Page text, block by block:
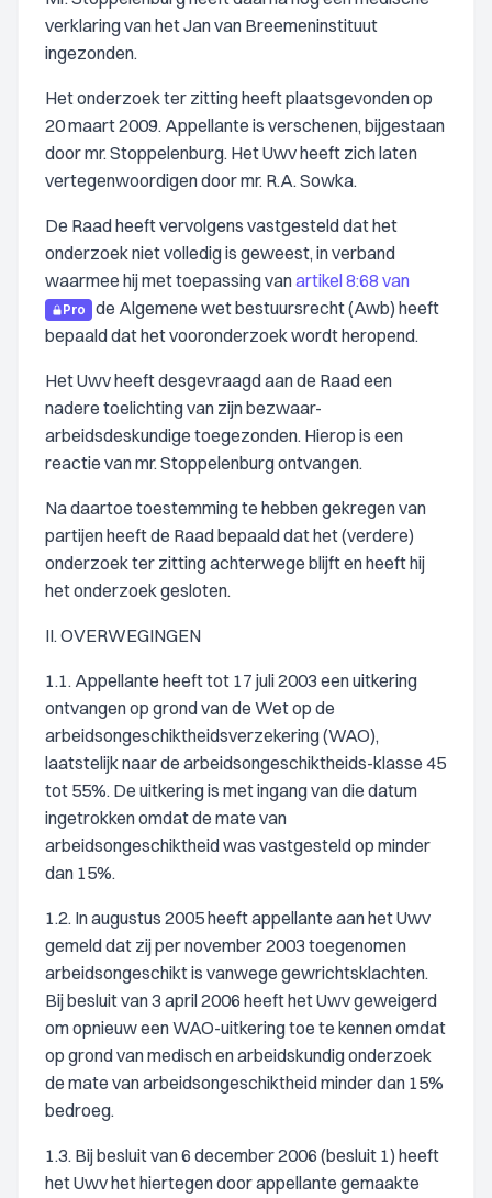
verklaring van het Jan van Breemeninstituut
ingezonden.
Het onderzoek ter zitting heeft plaatsgevonden op
20 maart 2009. Appellante is verschenen, bijgestaan
door mr. Stoppelenburg. Het Uwv heeft zich laten
vertegenwoordigen door mr. R.A. Sowka.
De Raad heeft vervolgens vastgesteld dat het
onderzoek niet volledig is geweest, in verband
waarmee hij met toepassing vanartikel 8:68 van
Pro
de Algemene wet bestuursrecht (Awb) heeft
bepaald dat het vooronderzoek wordt heropend.
Het Uwv heeft desgevraagd aan de Raad een
nadere toelichting van zijn bezwaar-
arbeidsdeskundige toegezonden. Hierop is een
reactie van mr. Stoppelenburg ontvangen.
Na daartoe toestemming te hebben gekregen van
partijen heeft de Raad bepaald dat het (verdere)
onderzoek ter zitting achterwege blijft en heeft hij
het onderzoek gesloten.
II. OVERWEGINGEN
1.1. Appellante heeft tot 17 juli 2003 een uitkering
ontvangen op grond van de Wet op de
arbeidsongeschiktheidsverzekering (WAO),
laatstelijk naar de arbeidsongeschiktheids-klasse 45
tot 55%. De uitkering is met ingang van die datum
ingetrokken omdat de mate van
arbeidsongeschiktheid was vastgesteld op minder
dan 15%.
1.2. In augustus 2005 heeft appellante aan het Uwv
gemeld dat zij per november 2003 toegenomen
arbeidsongeschikt is vanwege gewrichtsklachten.
Bij besluit van 3 april 2006 heeft het Uwv geweigerd
om opnieuw een WAO-uitkering toe te kennen omdat
op grond van medisch en arbeidskundig onderzoek
de mate van arbeidsongeschiktheid minder dan 15%
bedroeg.
1.3. Bij besluit van 6 december 2006 (besluit 1) heeft
het Uwv het hiertegen door appellante gemaakte